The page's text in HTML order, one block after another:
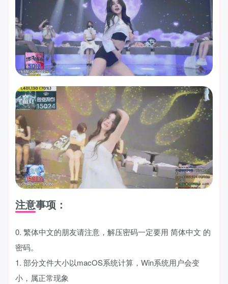
注意事项：
0. 繁体中文的朋友请注意，解压密码一定要用 简体中文 的
密码。
1. 部分文件大小以macOS系统计算，Win系统用户会变
小，属正常现象